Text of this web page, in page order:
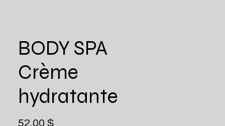
BODY SPA
Crème
hydratante
52,00 $